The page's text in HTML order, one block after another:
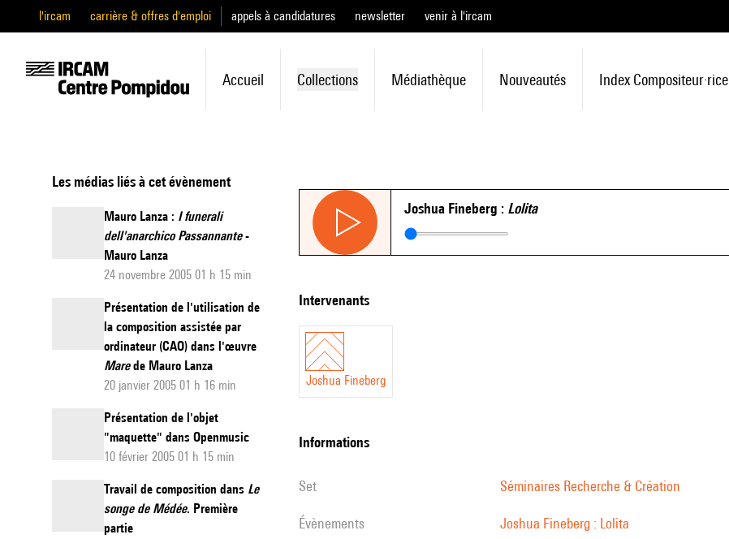
l'ircam carrière & offres d'emploi appels à candidatures newsletter venir à l'ircam
Accueil Collections Médiathèque Nouveautés Index Compositeur·rice
Les médias liés à cet évènement
Mauro Lanza : I funerali
dell'anarchico Passannante-
Mauro Lanza
24 novembre 2005 01 h 15 min
Présentation de l'utilisation de
la composition assistée par
ordinateur (CAO) dans l'œuvre
Marede Mauro Lanza
20 janvier 2005 01 h 16 min
Présentation de l'objet
"maquette" dans Openmusic
10 février 2005 01 h 15 min
Travail de composition dans Le
songe de Médée. Première
partie
Joshua Fineberg : Lolita
intervenants
Joshua Fineberg
informations
set Séminaires Recherche & Création
évènements Joshua Fineberg : Lolita